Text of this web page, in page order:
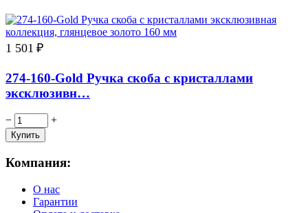
1 501 ₽
274-160-Gold Ручка скоба с кристаллами
эксклюзивн…
− +
Компания:
О нас
Гарантии